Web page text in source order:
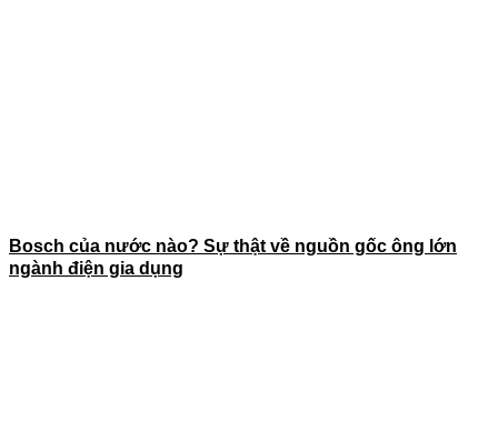
Bosch của nước nào? Sự thật về nguồn gốc ông lớn
ngành điện gia dụng